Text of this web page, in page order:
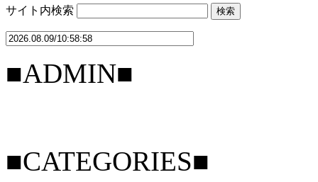
サイト内検索
■ADMIN■
■CATEGORIES■